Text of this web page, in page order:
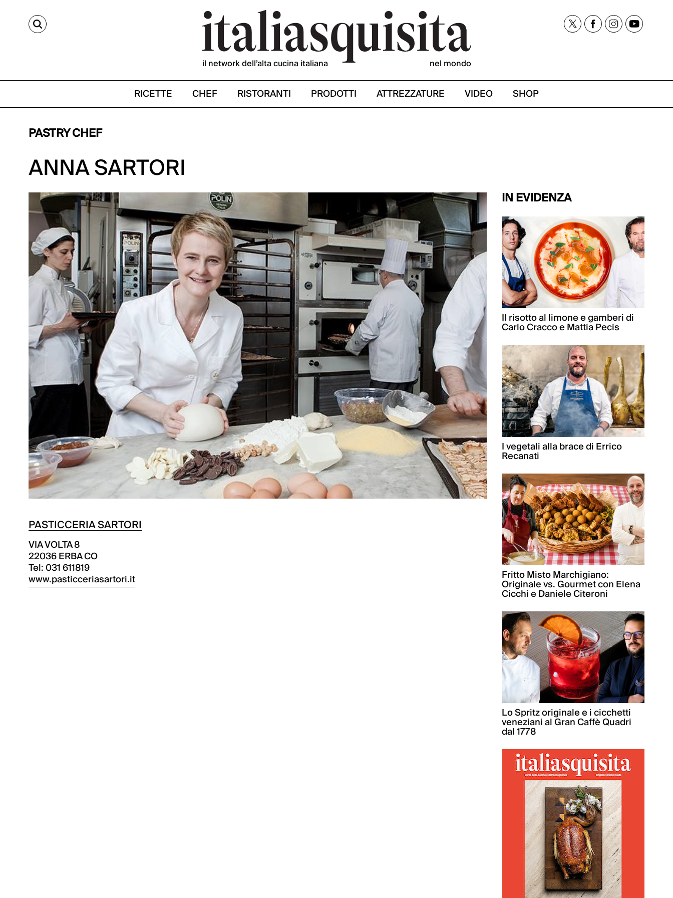
CERCA
il network dell’alta cucina italiana nel mondo
RICETTE CHEF RISTORANTI PRODOTTI ATTREZZATURE VIDEO SHOP
PASTRY CHEF
ANNA SARTORI
PASTICCERIA SARTORI
VIA VOLTA 8
22036 ERBA CO
Tel: 031 611819
www.pasticceriasartori.it
IN EVIDENZA
Il risotto al limone e gamberi di
Carlo Cracco e Mattia Pecis
I vegetali alla brace di Errico
Recanati
Fritto Misto Marchigiano:
Originale vs. Gourmet con Elena
Cicchi e Daniele Citeroni
Lo Spritz originale e i cicchetti
veneziani al Gran Caffè Quadri
dal 1778